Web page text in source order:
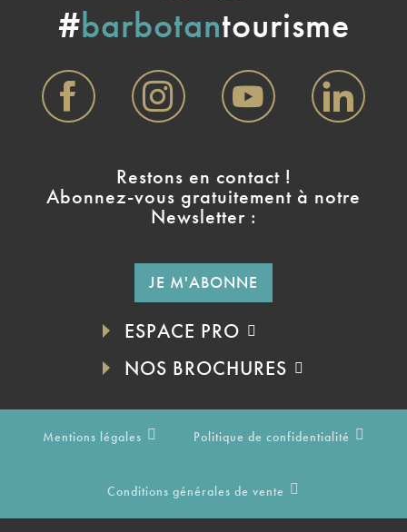
#barbotantourisme
Restons en contact !
Abonnez-vous gratuitement à notre
Newsletter :
JE M'ABONNE
ESPACE PRO
NOS BROCHURES
Mentions légales Politique de confidentialité
Conditions générales de vente